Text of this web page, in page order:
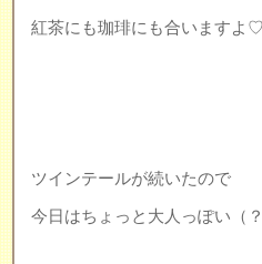
紅茶にも珈琲にも合いますよ
ツインテールが続いたので
今日はちょっと大人っぽい（